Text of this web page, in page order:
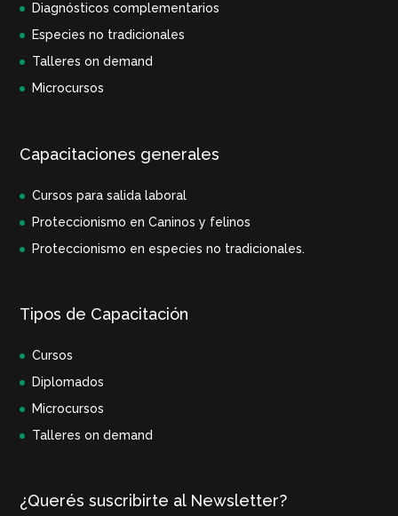
Diagnósticos complementarios
Especies no tradicionales
Talleres on demand
Microcursos
Capacitaciones generales
Cursos para salida laboral
Proteccionismo en Caninos y felinos
Proteccionismo en especies no tradicionales.
Tipos de Capacitación
Cursos
Diplomados
Microcursos
Talleres on demand
¿Querés suscribirte al Newsletter?